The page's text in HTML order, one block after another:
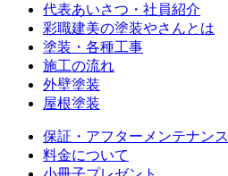
代表あいさつ・社員紹介
彩職建美の塗装やさんとは
塗装・各種工事
施工の流れ
外壁塗装
屋根塗装
保証・アフターメンテナンス
料金について